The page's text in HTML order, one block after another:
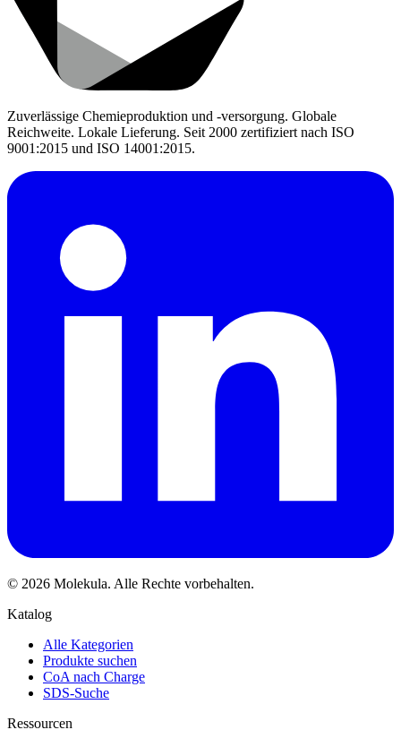
Zuverlässige Chemieproduktion und -versorgung. Globale
Reichweite. Lokale Lieferung. Seit 2000 zertifiziert nach ISO
9001:2015 und ISO 14001:2015.
© 2026 Molekula. Alle Rechte vorbehalten.
Katalog
Alle Kategorien
Produkte suchen
CoA nach Charge
SDS-Suche
Ressourcen